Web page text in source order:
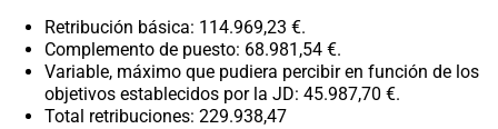
Retribución básica: 114.969,23 €.
Complemento de puesto: 68.981,54 €.
Variable, máximo que pudiera percibir en función de los
objetivos establecidos por la JD: 45.987,70 €.
Total retribuciones: 229.938,47